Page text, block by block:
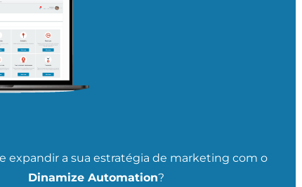
expandir a sua estratégia de marketing com o
Dinamize Automation?